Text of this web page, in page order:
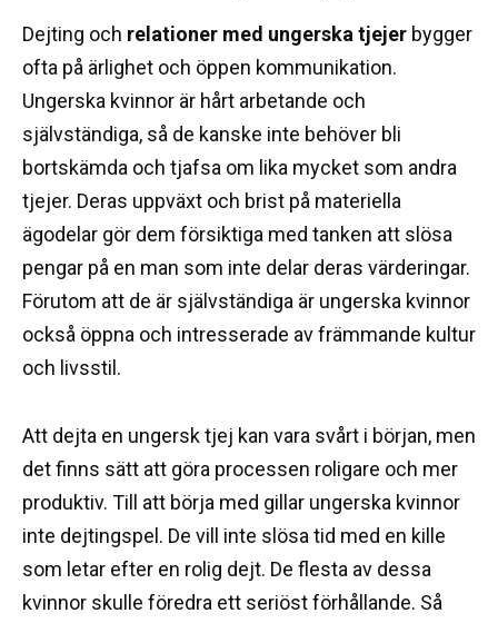
Dejting och relationer med ungerska tjejer bygger
ofta på ärlighet och öppen kommunikation.
Ungerska kvinnor är hårt arbetande och
självständiga, så de kanske inte behöver bli
bortskämda och tjafsa om lika mycket som andra
tjejer. Deras uppväxt och brist på materiella
ägodelar gör dem försiktiga med tanken att slösa
pengar på en man som inte delar deras värderingar.
Förutom att de är självständiga är ungerska kvinnor
också öppna och intresserade av främmande kultur
och livsstil.
Att dejta en ungersk tjej kan vara svårt i början, men
det finns sätt att göra processen roligare och mer
produktiv. Till att börja med gillar ungerska kvinnor
inte dejtingspel. De vill inte slösa tid med en kille
som letar efter en rolig dejt. De flesta av dessa
kvinnor skulle föredra ett seriöst förhållande. Så